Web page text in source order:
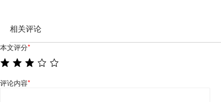
相关评论
本文评分*
评论内容*